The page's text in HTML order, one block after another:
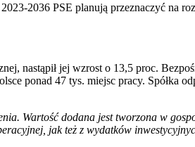
2036 PSE planują przeznaczyć na
nastąpił jej wzrost o 13,5 proc.
ponad 47 tys. miejsc pracy. Spółka
Wartość dodana jest tworzona w
jak też z wydatków